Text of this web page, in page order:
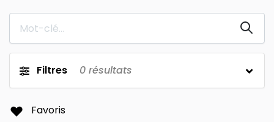
Filtres 0 résultats
Favoris